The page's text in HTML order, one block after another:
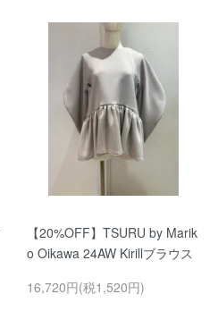
【20%OFF】TSURU by Marik
o Oikawa 24AW Kirillブラウス
16,720円(税1,520円)